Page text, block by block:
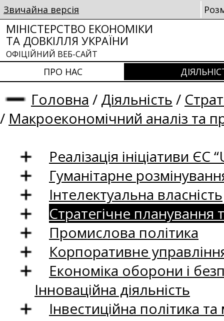
Звичайна версія
МІНІСТЕРСТВО ЕКОНОМІКИ
ТА ДОВКІЛЛЯ УКРАЇНИ
ОФІЦІЙНИЙ ВЕБ-САЙТ
ПРО НАС
Головна / Діяльність /
/ Макроекономічний аналіз та
Реалізація ініціативи ЄС
Гуманітарне
Інтелектуальна власність
Стратегічне
Промислова політика
Корпоративне
Економіка оборони і
Інноваційна діяльність
Інвестиційна політика